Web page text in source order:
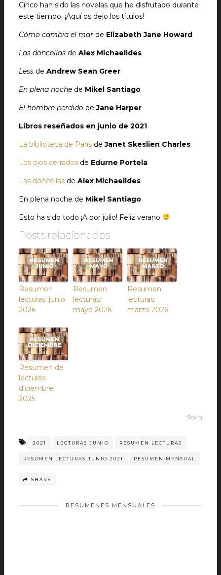
Cinco han sido las novelas que he disfrutado durante
este tiempo. ¡Aquí os dejo los títulos!
Cómo cambia el mar de Elizabeth Jane Howard
Las doncellas de Alex Michaelides
Less de Andrew Sean Greer
En plena noche de Mikel Santiago
El hombre perdido deJane Harper
Libros reseñados en junio de 2021
La biblioteca de París deJanet Skeslien Charles
Los ojos cerrados de Edurne Portela
Las doncellas de Alex Michaelides
En plena noche de Mikel Santiago
Esto ha sido todo ¡A por julio! Feliz verano
Posts relacionados
Resumen
lecturas: junio
2026
Resumen
lecturas:
mayo 2026
Resumen
lecturas:
marzo 2026
Resumen de
lecturas:
diciembre
2025
Sovrn
2021 LECTURAS JUNIO RESUMEN LECTURAS
RESUMEN LECTURAS JUNIO 2021 RESUMEN MENSUAL
SHARE
RESÚMENES MENSUALES